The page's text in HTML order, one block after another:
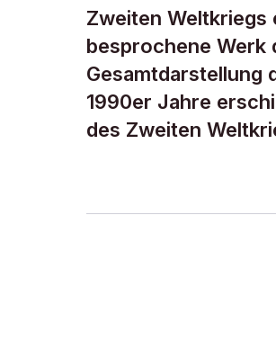
Zweiten Weltkriegs
besprochene Werk
Gesamtdarstellung
1990er Jahre
des Zweiten